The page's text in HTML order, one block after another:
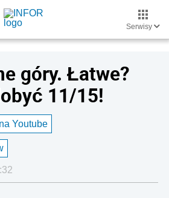
Serwisy
góry. Łatwe?
11/15!
Youtube